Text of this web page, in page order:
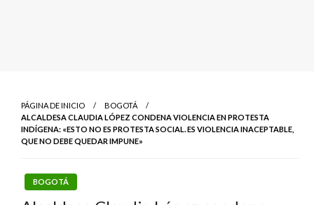
PÁGINA DE INICIO
BOGOTÁ
ALCALDESA CLAUDIA LÓPEZ CONDENA VIOLENCIA EN PROTESTA
INDÍGENA: «ESTO NO ES PROTESTA SOCIAL. ES VIOLENCIA INACEPTABLE,
QUE NO DEBE QUEDAR IMPUNE»
BOGOTÁ